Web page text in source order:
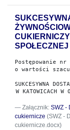
SPOŁECZNEJ
Postępowanie nr
o wartości
SUKCESYWNA
W KATOWICACH
Załącznik: SWZ -
cukiernicze (SWZ -
cukiernicze.docx)